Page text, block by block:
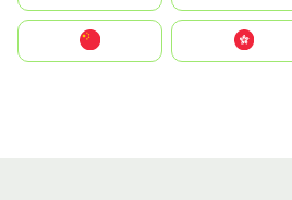
中國香港特別行政區